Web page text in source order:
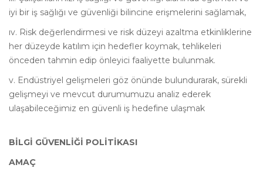
iyi bir iş sağlığı ve güvenliği bilincine erişmelerini sağlamak,
ıv. Risk değerlendirmesi ve risk düzeyi azaltma etkinliklerine
her düzeyde katılım için hedefler koymak, tehlikeleri
önceden tahmin edip önleyici faaliyette bulunmak.
v. Endüstriyel gelişmeleri göz önünde bulundurarak, sürekli
gelişmeyi ve mevcut durumumuzu analiz ederek
ulaşabileceğimiz en güvenli iş hedefine ulaşmak
BİLGİ GÜVENLİĞİ POLİTİKASI
AMAÇ